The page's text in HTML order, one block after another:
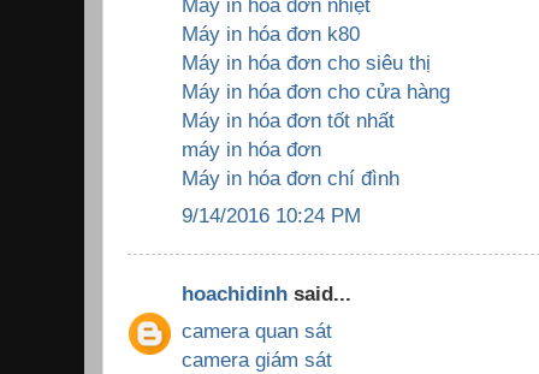
Máy in hóa đơn k80
Máy in hóa đơn cho siêu thị
Máy in hóa đơn cho cửa hàng
Máy in hóa đơn tốt nhất
máy in hóa đơn
Máy in hóa đơn chí đình
9/14/2016 10:24 PM
hoachidinh said...
camera quan sát
camera giám sát